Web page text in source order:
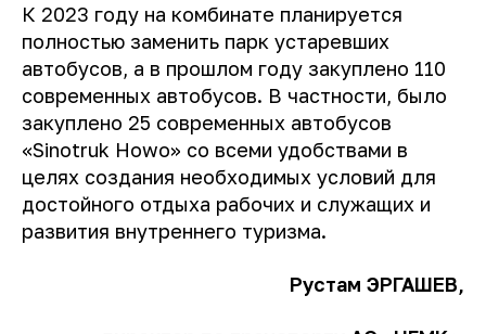
К 2023 году на комбинате планируется
полностью заменить парк устаревших
автобусов, а в прошлом году закуплено 110
современных автобусов. В частности, было
закуплено 25 современных автобусов
«Sinotruk Howo» со всеми удобствами в
целях создания необходимых условий для
достойного отдыха рабочих и служащих и
развития внутреннего туризма.
Рустам ЭРГАШЕВ,